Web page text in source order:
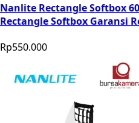
Nanlite Rectangle Softbox
Rectangle Softbox Garansi
Rp550.000